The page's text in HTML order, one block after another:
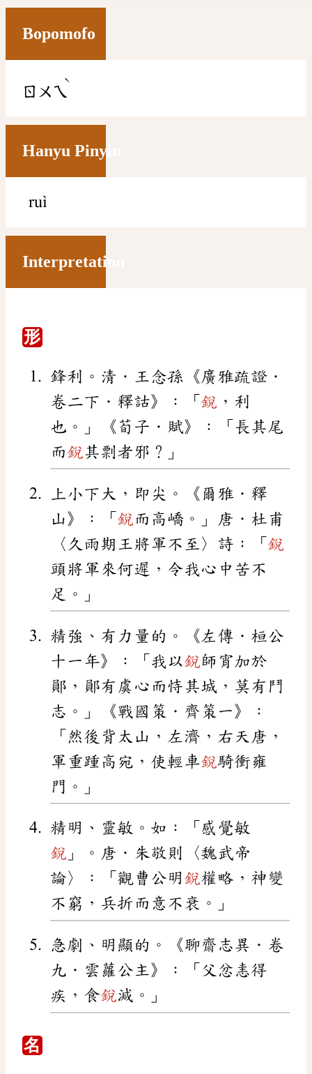
Bopomofo
ㄖㄨㄟ
ˋ
Hanyu Pinyin
ruì
Interpretation
形
鋒利。清．王念孫《廣雅疏證．
卷二下．釋詁》：「 銳 ，利
也。」《荀子．賦》：「長其尾
而銳其剽者邪？」
上小下大，即尖。《爾雅．釋
山》：「 銳 而高嶠。」唐．杜甫
〈久雨期王將軍不至〉詩：「 銳
頭將軍來何遲，令我心中苦不
足。」
精強、有力量的。《左傳．桓公
十一年》：「我以銳師宵加於
鄖，鄖有虞心而恃其城，莫有鬥
志。」《戰國策．齊策一》：
「然後背太山，左濟，右天唐，
軍重踵高宛，使輕車銳騎衝雍
門。」
精明、靈敏。如：「感覺敏
銳 」。唐．朱敬則〈魏武帝
論〉：「觀曹公明銳權略，神變
不窮，兵折而意不衰。」
急劇、明顯的。《聊齋志異．卷
九．雲蘿公主》：「父忿恚得
疾，食銳減。」
名